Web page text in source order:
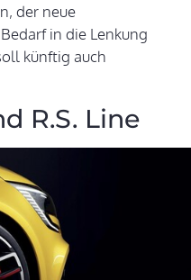
der neue
in die Lenkung
künftig auch
R.S. Line